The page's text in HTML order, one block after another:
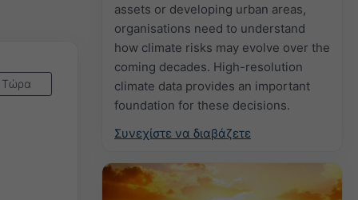
assets or developing urban areas,
organisations need to understand
how climate risks may evolve over the
coming decades. High-resolution
climate data provides an important
foundation for these decisions.
Συνεχίστε να διαβάζετε
Τώρα